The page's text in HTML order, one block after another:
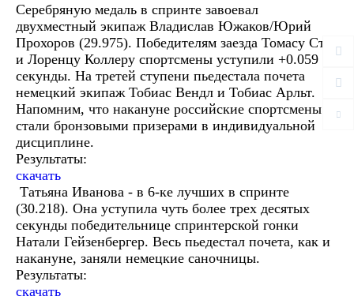
Серебряную медаль в спринте завоевал
двухместный экипаж Владислав Южаков/Юрий
Прохоров (29.975). Победителям заезда Томасу Стю
и Лоренцу Коллеру спортсмены уступили +0.059
секунды. На третей ступени пьедестала почета
немецкий экипаж Тобиас Вендл и Тобиас Арльт.
Напомним, что накануне российские спортсмены
стали бронзовыми призерами в индивидуальной
дисциплине.
Результаты:
скачать
Татьяна Иванова - в 6-ке лучших в спринте
(30.218). Она уступила чуть более трех десятых
секунды победительнице спринтерской гонки
Натали Гейзенбергер. Весь пьедестал почета, как и
накануне, заняли немецкие саночницы.
Результаты:
скачать